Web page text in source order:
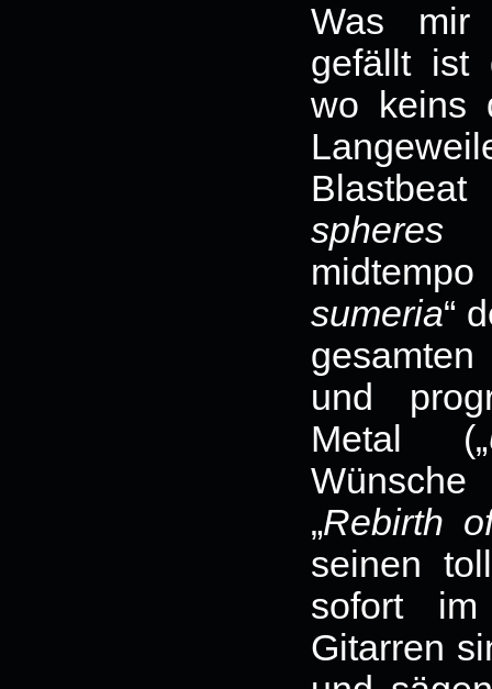
Was
gefällt ist
wo keins
spheres
sumeria“
und
Metal („
„Rebirth
seinen
sofort
Gitarren